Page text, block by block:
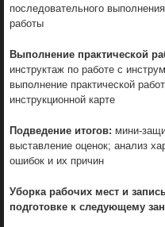
последовательного
работы
Выполнение практической
инструктаж по работе с
выполнение практической
инструкционной карте
Подведение итогов: мини-
выставление оценок; анализ
ошибок и их причин
Уборка рабочих мест и
подготовке к следующему